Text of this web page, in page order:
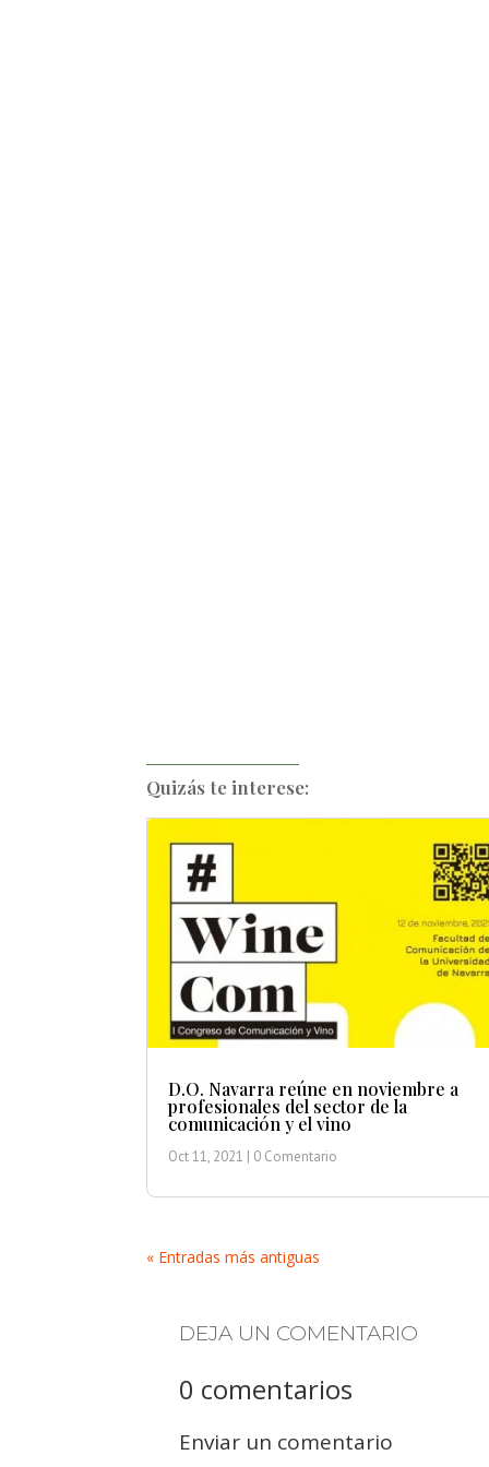
Quizás te interese:
D.O. Navarra reúne en noviembre a
profesionales del sector de la
comunicación y el vino
Oct 11, 2021 | 0 Comentario
« Entradas más antiguas
DEJA UN COMENTARIO
0 comentarios
Enviar un comentario